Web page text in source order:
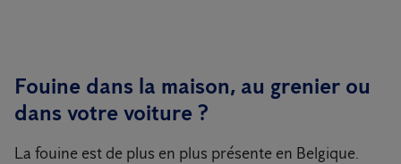
Fouine dans la maison, au grenier ou
dans votre voiture ?
La fouine est de plus en plus présente en Belgique.